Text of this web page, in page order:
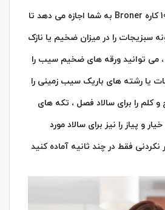
رنده دستی مخزن دار 10 کاره Broner به شما اجازه می دهد تا
سبزیجات را در میزان ضخیم یا نازک
، می توانید ورقه های ضخیم سیب را
یا رشته های باریک سیب زمینی را
کلم را برای سالاد فصل ، تکه های
و پیاز را نیز برای سالاد مورد
نکردنی فقط در چند ثانیه آماده کنید